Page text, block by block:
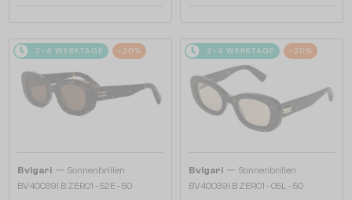
2-4 WERKTAGE -20%
Bvlgari — Sonnenbrillen
BV40039I B ZERO1 - 52E - 50
2-4 WERKTAGE -20%
Bvlgari — Sonnenbrillen
BV40039I B ZERO1 - 05L - 50